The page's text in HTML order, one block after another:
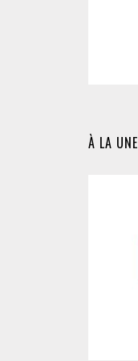
À LA UNE